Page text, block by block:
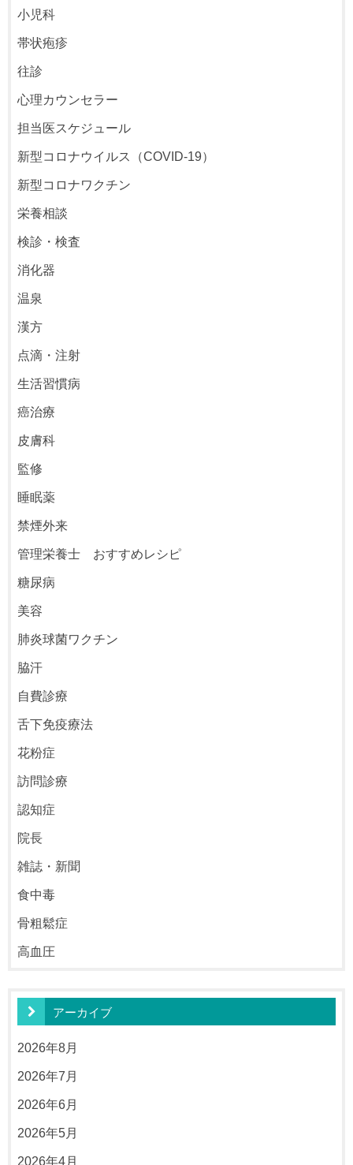
小児科
帯状疱疹
往診
心理カウンセラー
担当医スケジュール
新型コロナウイルス（COVID-19）
新型コロナワクチン
栄養相談
検診・検査
消化器
温泉
漢方
点滴・注射
生活習慣病
癌治療
皮膚科
監修
睡眠薬
禁煙外来
管理栄養士 おすすめレシピ
糖尿病
美容
肺炎球菌ワクチン
脇汗
自費診療
舌下免疫療法
花粉症
訪問診療
認知症
院長
雑誌・新聞
食中毒
骨粗鬆症
高血圧
アーカイブ
2026年8月
2026年7月
2026年6月
2026年5月
2026年4月